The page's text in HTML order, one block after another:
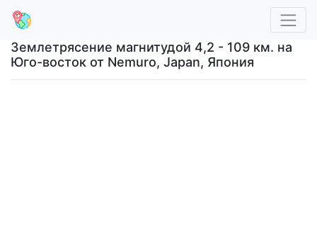
Землетрясение магнитудой 4,2 - 109 км. на
Юго-восток от Nemuro, Japan, Япония